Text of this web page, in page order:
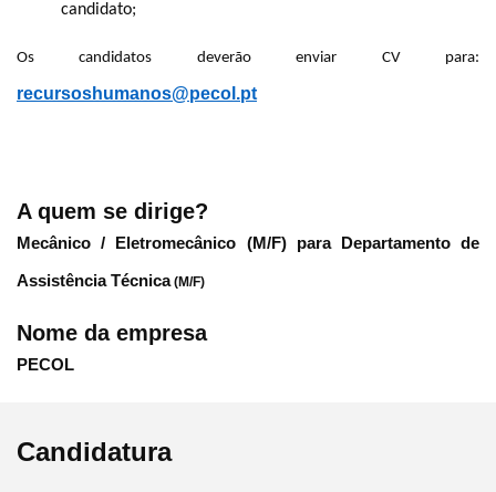
candidato;
Os candidatos deverão enviar CV para:
recursoshumanos@pecol.pt
A quem se dirige?
Mecânico / Eletromecânico (M/F) para Departamento de
Assistência Técnica(M/F)
Nome da empresa
PECOL
Candidatura